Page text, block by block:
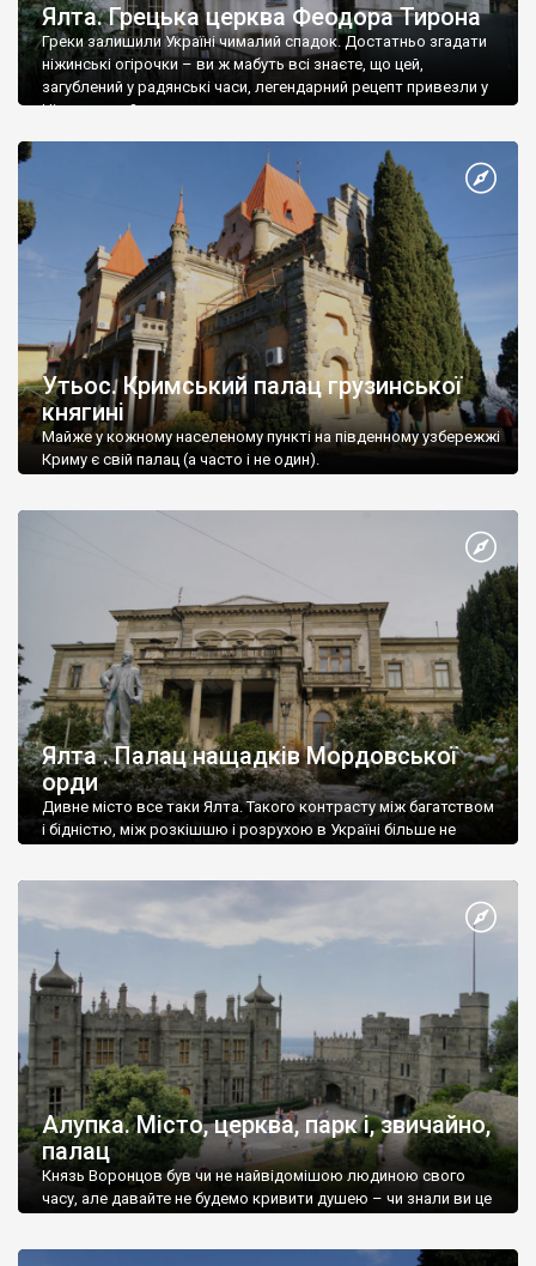
Ялта. Грецька церква Феодора Тирона
Греки залишили Україні чималий спадок. Достатньо згадати
ніжинські огірочки – ви ж мабуть всі знаєте, що цей,
загублений у радянські часи, легендарний рецепт привезли у
Ніжин греки?
Утьос. Кримський палац грузинської
княгині
Майже у кожному населеному пункті на південному узбережжі
Криму є свій палац (а часто і не один).
Ялта . Палац нащадків Мордовської
орди
Дивне місто все таки Ялта. Такого контрасту між багатством
і бідністю, між розкішшю і розрухою в Україні більше не
Алупка. Місто, церква, парк і, звичайно,
палац
Князь Воронцов був чи не найвідомішою людиною свого
часу, але давайте не будемо кривити душею – чи знали ви це